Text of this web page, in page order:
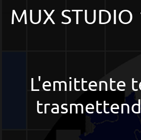
MUX
L'emittente